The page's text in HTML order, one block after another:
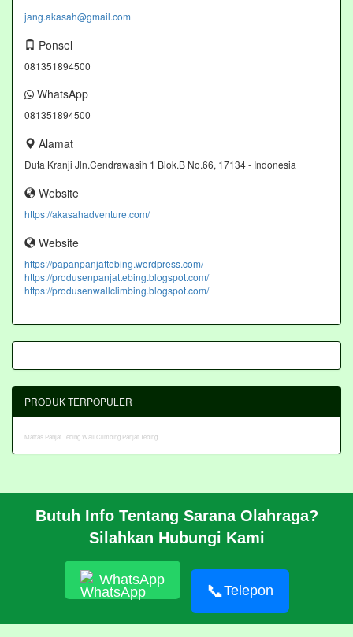
jang.akasah@gmail.com
Ponsel
081351894500
WhatsApp
081351894500
Alamat
Duta Kranji Jln.Cendrawasih 1 Blok.B No.66, 17134 - Indonesia
Website
https://akasahadventure.com/
Website
https://papanpanjattebing.wordpress.com/
https://produsenpanjattebing.blogspot.com/
https://produsenwallclimbing.blogspot.com/
Butuh Info Tentang Sarana Olahraga?
Silahkan Hubungi Kami
WhatsApp
📞Telepon
PRODUK TERPOPULER
Matras Panjat TebingWall Climbing Panjat Tebing
CARA PESAN
HUBUNGI KAMI
Pembangunan Wall Climbing Di PPLP Banten
© 2026 https://akasahadventure.com/